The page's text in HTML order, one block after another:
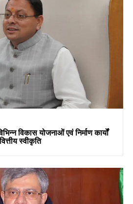
विकास योजनाओं एवं निर्माण कार्यों
स्वीकृति